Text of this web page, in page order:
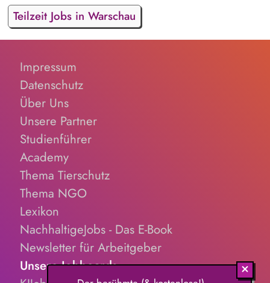
Teilzeit Jobs in Warschau
Impressum
Datenschutz
Über Uns
Unsere Partner
Studienführer
Academy
Thema Tierschutz
Thema NGO
Lexikon
NachhaltigeJobs - Das E-Book
Newsletter für Arbeitgeber
Unsere Jobboards